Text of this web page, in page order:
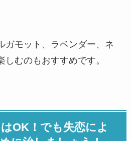
ガモット、ラベンダー、ネ
しむのもおすすめです。
OK！でも失恋によ